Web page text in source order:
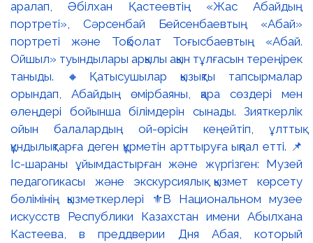
аралап, Әбілхан Қастеевтің «Жас Абайдың
портреті», Сәрсенбай Бейсенбаевтың «Абай»
портреті және Тоқболат Тоғысбаевтың «Абай.
Ойшыл» туындылары арқылы ақын тұлғасын тереңірек
таныды. 🔸Қатысушылар қызықты тапсырмалар
орындап, Абайдың өмірбаяны, қара сөздері мен
өлеңдері бойынша білімдерін сынады. Зияткерлік
ойын балалардың ой-өрісін кеңейтіп, ұлттық
құндылықтарға деген құрметін арттыруға ықпал етті. 📌
Іс-шараны ұйымдастырған және жүргізген: Музей
педагогикасы және экскурсиялық қызмет көрсету
бөлімінің қызметкерлері ⚜️В Национальном музее
искусств Республики Казахстан имени Абылхана
Кастеева, в преддверии Дня Абая, который